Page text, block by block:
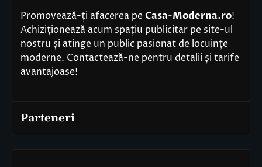
Promovează-ți afacerea pe Casa-Moderna.ro!
Achiziționează acum spațiu publicitar pe site-ul
nostru și atinge un public pasionat de locuințe
moderne. Contactează-ne pentru detalii și tarife
avantajoase!
Parteneri